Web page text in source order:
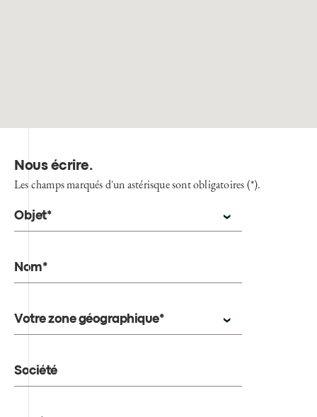
Nous écrire.
Les champs marqués d'un astérisque sont obligatoires (*).
Objet*
Nom*
Votre zone géographique*
Société